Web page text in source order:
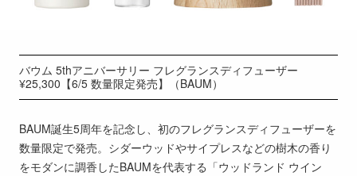
バウム 5thアニバーサリー フレグランスディフューザー
¥25,300【6/5 数量限定発売】（BAUM）
BAUM誕生5周年を記念し、初のフレグランスディフューザーを
数量限定で発売。シダーウッドやサイプレスなどの樹木の香り
をモダンに調香したBAUMを代表する「ウッドランド ウイン